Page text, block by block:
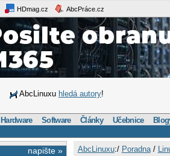
HDmag.cz AbcPráce.cz
AbcLinuxu hledá autory!
Hardware Software Články Učebnice
napište » AbcLinuxu:/ Poradna/